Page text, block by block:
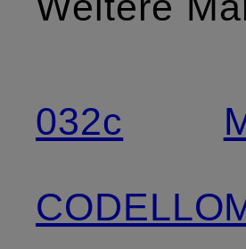
032c
CODELLO